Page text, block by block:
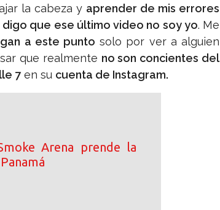
la cabeza y aprender de mis errores
que ese último video no soy yo. Me
a este punto solo por ver a alguien
que realmente no son concientes del
7en su cuenta de Instagram.
Arena prende la